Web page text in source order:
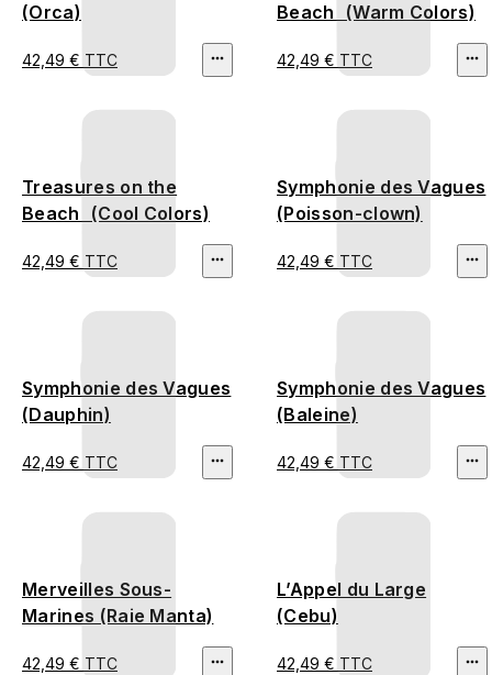
(Orca)
42,49 € TTC
Beach (Warm Colors)
42,49 € TTC
Treasures on the
Beach (Cool Colors)
42,49 € TTC
Symphonie des Vagues
(Poisson-clown)
42,49 € TTC
Symphonie des Vagues
(Dauphin)
42,49 € TTC
Symphonie des Vagues
(Baleine)
42,49 € TTC
Merveilles Sous-
Marines (Raie Manta)
42,49 € TTC
L’Appel du Large
(Cebu)
42,49 € TTC